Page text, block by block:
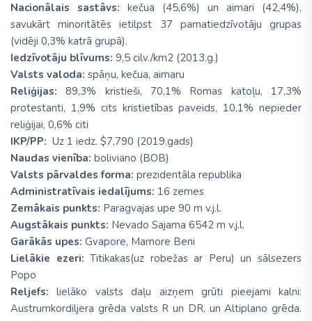
Nacionālais sastāvs: kečua (45,6%) un aimari (42,4%),
savukārt minoritātēs ietilpst 37 pamatiedzīvotāju grupas
(vidēji 0,3% katrā grupā).
Iedzīvotāju blīvums: 9,5 cilv./km2 (2013.g.)
Valsts valoda: spāņu, kečua, aimaru
Reliģijas: 89,3% kristieši, 70,1% Romas katoļu, 17,3%
protestanti, 1,9% cits kristietības paveids, 10,1% nepieder
reliģijai, 0,6% citi
IKP/PP: Uz 1 iedz. $7,790 (2019.gads)
Naudas vienība: boliviano (BOB)
Valsts pārvaldes forma: prezidentāla republika
Administratīvais iedalījums: 16 zemes
Zemākais punkts: Paragvajas upe 90 m v.j.l.
Augstākais punkts: Nevado Sajama 6542 m v.j.l.
Garākās upes: Gvapore, Mamore Beni
Lielākie ezeri:Titikakas(uz robežas ar Peru) un sālsezers
Popo
Reljefs:lielāko valsts daļu aizņem grūti pieejami kalni:
Austrumkordiljera grēda valsts R un DR, un Altiplano grēda.